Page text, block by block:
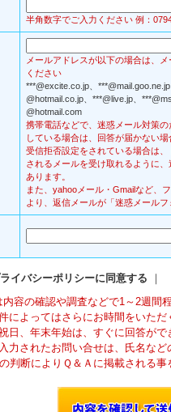
半角数字でご入力ください 例：
メールアドレスが以下の場合は、
ください
***@excite.co.jp、​
@hotmail.co.jp、​***@live.jp、​
@hotmail.com
携帯電話などで、迷惑メール対策
している場合は、回答が届かない
受信拒否設定をされている場合は
されるメールを受け取れるように
あります。
また、yahooメール・Gmailなど、
より、返信メールが「迷惑メール
イバシーポリシーに同意する ｜
内容の確認や調査などで1～2週間
によってはさらにお時間をいただ
日、年末年始は、すぐに回答がで
力されたお問い合せは、氏名など
判断によりＱ＆Ａに掲載される事